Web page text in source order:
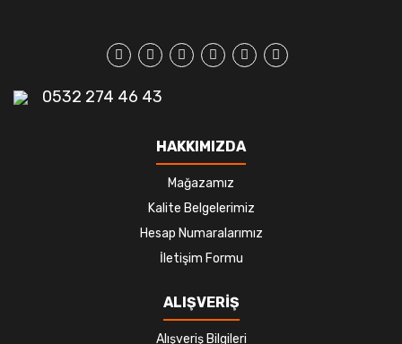
0532 274 46 43
HAKKIMIZDA
Mağazamız
Kalite Belgelerimiz
Hesap Numaralarımız
İletişim Formu
ALIŞVERİŞ
Alışveriş Bilgileri